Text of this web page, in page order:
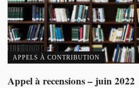
APPELS À CONTRIBUTION
Appel à recensions – juin 2022